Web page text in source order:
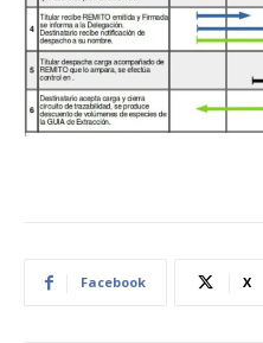
Facebook X